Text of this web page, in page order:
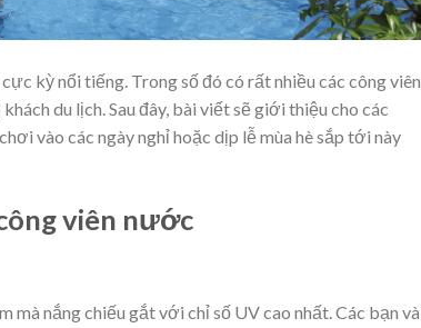
kỳ nổi tiếng. Trong số đó có rất nhiều các công viên
du lịch. Sau đây, bài viết sẽ giới thiệu cho các
vào các ngày nghỉ hoặc dịp lễ mùa hè sắp tới này
viên nước
nắng chiếu gắt với chỉ số UV cao nhất. Các bạn và